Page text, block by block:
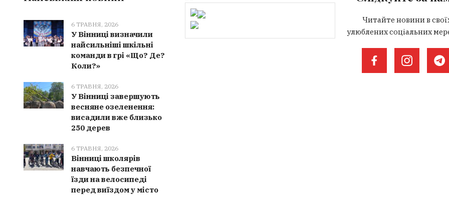
6 ТРАВНЯ, 2026
У Вінниці визначили
найсильніші шкільні
команди в грі «Що? Де?
Коли?»
6 ТРАВНЯ, 2026
У Вінниці завершують
весняне озеленення:
висадили вже близько
250 дерев
6 ТРАВНЯ, 2026
Вінниці школярів
навчають безпечної
їзди на велосипеді
перед виїздом у місто
Читайте новини в
улюблених соціальних